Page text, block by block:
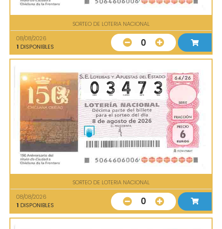
SORTEO DE LOTERIA NACIONAL
08/08/2026
1 DISPONIBLES 0
SORTEO DE LOTERIA NACIONAL
08/08/2026
1 DISPONIBLES 0